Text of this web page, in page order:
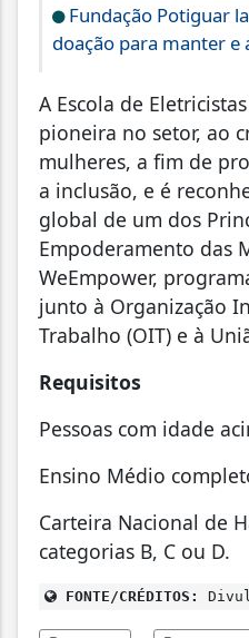
Fundação Potiguar
doação para manter
A Escola de
pioneira no setor, ao
mulheres, a fim de
a inclusão, e é
global de um dos
Empoderamento das
WeEmpower,
junto à Organização
Trabalho (OIT) e à
Requisitos
Pessoas com idade
Ensino Médio
Carteira Nacional de
categorias B, C ou D.
FONTE/CRÉDITOS: